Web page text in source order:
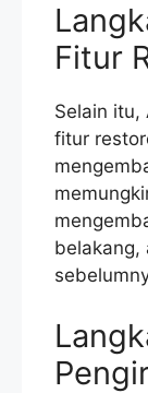
Fitur
Selain itu,
fitur
belakang,